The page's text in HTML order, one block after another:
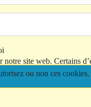
site web. Certains
ou non ces